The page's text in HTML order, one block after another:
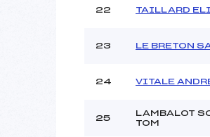
22 TAILLARD
23 LE BRETON
24 VITALE
25
LAMBALOT
TOM